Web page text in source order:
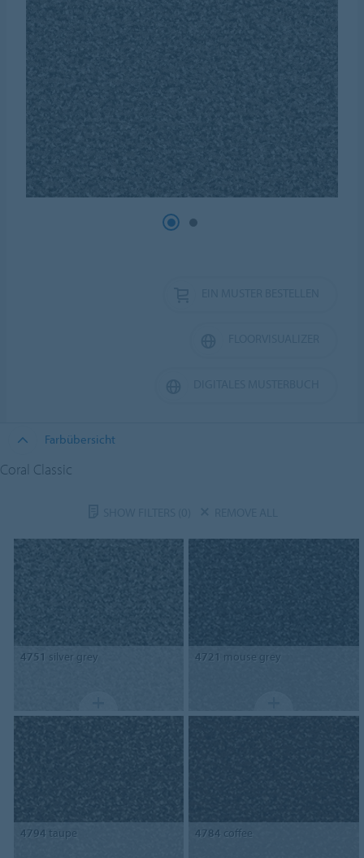
Farbübersicht
Coral Classic
4751 silver grey 4721 mouse grey
4794 taupe 4784 coffee